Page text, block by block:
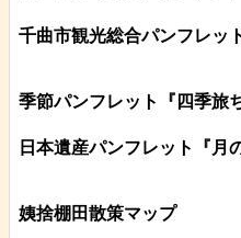
千曲市観光総合パンフレッ
季節パンフレット『四季旅
日本遺産パンフレット 『月
姨捨棚田散策マップ